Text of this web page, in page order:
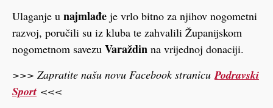
Ulaganje u najmlađe je vrlo bitno za njihov nogometni
razvoj, poručili su iz kluba te zahvalili Županijskom
nogometnom savezu Varaždin na vrijednoj donaciji.
>>> Zapratite našu novu Facebook stranicu Podravski
Sport <<<